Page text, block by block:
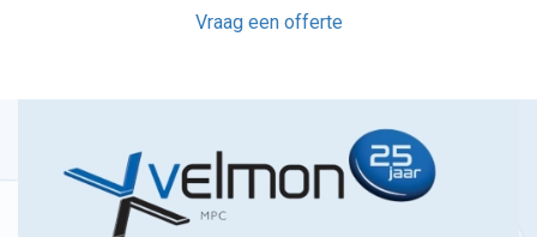
Vraag een offerte